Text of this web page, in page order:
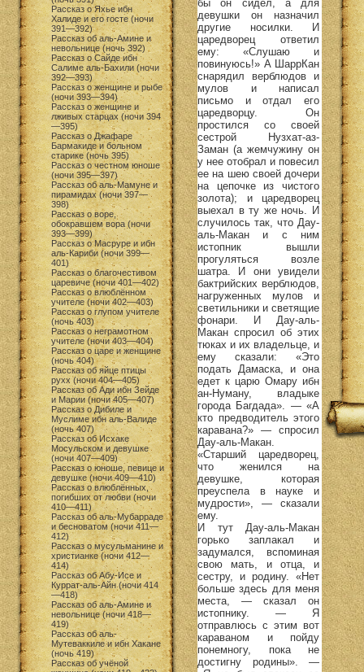
Рассказ о Яхье ибн
Халиде и его госте (ночи
391—392)
Рассказ об аль-Амине и
невольнице (ночь 392)
Рассказ о Сайде ибн
Салиме аль-Бахили (ночи
392—393)
Рассказ о женщине и рыбе
(ночи 393—394)
Рассказ о женщине и
лживых старцах (ночи 394
—395)
Рассказ о Джафаре
Бармакиде и больном
старике (ночь 395)
Рассказ о честном юноше
(ночи 395—397)
Рассказ об аль-Мамуне и
пирамидах (ночи 397—
398)
Рассказ о воре,
обокравшем вора (ночи
393—399)
Рассказ о Масруре и ибн
аль-Кариби (ночи 399—
401)
Рассказ о благочестивом
царевиче (ночи 401—402)
Рассказ о влюблённом
учителе (ночи 402—403)
Рассказ о глупом учителе
(ночь 403)
Рассказ о неграмотном
учителе (ночи 403—404)
Рассказ о царе и женщине
(ночь 404)
Рассказ об яйце птицы
рухх (ночи 404—405)
Рассказ об Ади ибн Зейде
и Марии (ночи 405—407)
Рассказ о Дибиле и
Муслиме ибн аль-Валиде
(ночь 407)
Рассказ об Исхаке
Мосульском и девушке
(ночи 407—409)
Рассказ о юноше, певице и
девушке (ночи 409—410)
Рассказ о влюблённых,
погибших от любви (ночи
410—411)
Рассказ об аль-Мубарраде
и бесноватом (ночи 411—
412)
Рассказ о мусульманине и
христианке (ночи 412—
414)
Рассказ об Абу-Исе и
Куррат-аль-Айн (ночи 414
—418)
Рассказ об аль-Амине и
невольнице (ночи 418—
419)
Рассказ об аль-
Мутеваккиле и ибн Хакане
(ночь 419)
Рассказ об учёной
бы он сидел, а для
девушки он назначил
другие носилки. И
царедворец ответил
ему: «Слушаю и
повинуюсь!» А ШаррКан
снарядил верблюдов и
мулов и написал
письмо и отдал его
царедворцу. Он
простился со своей
сестрой Нузхат-аз-
Заман (а жемчужину он
у нее отобрал и повесил
ее на шею своей дочери
на цепочке из чистого
золота); и царедворец
выехал в ту же ночь. И
случилось так, что Дау-
аль-Макан и с ним
истопник вышли
прогуляться возле
шатра. И они увидели
бактрийских верблюдов,
нагруженных мулов и
светильники и светящие
фонари. И Дау-аль-
Макан спросил об этих
тюках и их владельце, и
ему сказали: «Это
подать Дамаска, и она
едет к царю Омару ибн
ан-Нуману, владыке
города Багдада». — «А
кто предводитель этого
каравана?» — спросил
Дау-аль-Макан.
«Старший царедворец,
что женился на
девушке, которая
преуспела в науке и
мудрости», — сказали
ему.
И тут Дау-аль-Макан
горько заплакал и
задумался, вспоминая
свою мать, и отца, и
сестру, и родину. «Нет
больше здесь для меня
места, — сказал он
истопнику. — Я
отправлюсь с этим вот
караваном и пойду
понемногу, пока не
достигну родины». —